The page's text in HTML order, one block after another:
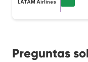
LATAM Airlines
Preguntas